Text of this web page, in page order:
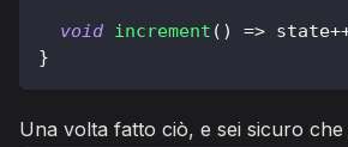
void increment ( ) => state
}
Una volta fatto ciò, e sei sicuro